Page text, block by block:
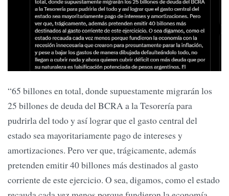
“65 billones en total, donde supuestamente migrarán los
25 billones de deuda del BCRA a la Tesorería para
pudrirla del todo y así lograr que el gasto central del
estado sea mayoritariamente pago de intereses y
amortizaciones. Pero ver que, trágicamente, además
pretenden emitir 40 billones más destinados al gasto
corriente de este ejercicio. O sea, digamos, como el estado